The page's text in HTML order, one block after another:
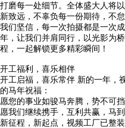
打磨每一处细节。全体盛大人将
新致远，不辜负每一份期待，不怠
我们坚信，每一次拍摄都是一次
年，让我们并肩同行，以光影为
程，一起解锁更多精彩瞬间！
开工福利，喜乐相伴
开工启福，喜乐常伴 新的一年，
的马年祝福：
愿您的事业如骏马奔腾，势不可
愿我们继续携手，互利共赢，马
新征程，新起点，视频工厂已整